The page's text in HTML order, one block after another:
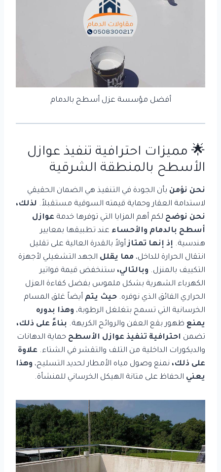
أفضل مؤسسة عزل أسطح بالدمام
🌟 مميزات احترافية تنفيذ عوازل
الأسطح بالمنطقة الشرقية
نحن نؤمن بأن الجودة في التنفيذ هي الضمان الحقيقي
لاستدامة العقار وحماية قيمته السوقية مستقبلاً. لذلك،
نحن نوضح لكم أهم المزايا التي توفرها خدمة عوازل
أسطح بالدمام والأحساء عند تطبيقها بمعايير
هندسية. إذ إنها تمتازأولاً بالقدرة العالية على تقليل
انتقال الحرارة للداخل، مما يقلل الجهد التشغيلي لأجهزة
التكييف بالمنزل. وبالتالي، ستنخفض قيمة فواتير
الكهرباء الشهرية بشكل ملموس بفضل كفاءة العزل
الحراري الفائق الذي نوفره. حيث يتم أيضاً غلق المسام
الخرسانية التي تسمح بتغلغل الرطوبة، وهذا بدوره
يمنع ظهور بقع العفن والروائح الكريهة. بناءً على ذلك،
تضمن احترافية تنفيذ عوازل الأسطح حماية الدهانات
والديكورات الداخلية من التلف والتقشر في الشتاء. علاوة
على ذلك، نمنع وصول مياه الأمطار لحديد التسليح، وهذا
يعني الحفاظ على متانة الهيكل الخرساني للمنشأة.